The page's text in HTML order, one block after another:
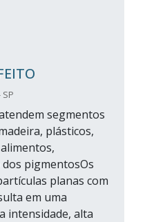
SP
segmentos
plásticos,
pigmentosOs
planas com
em uma
intensidade, alta